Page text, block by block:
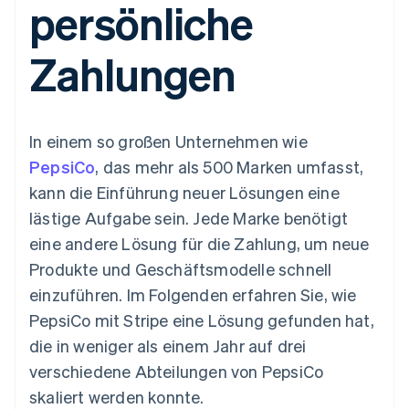
Zugriff auf mehr als
125
Zahlungen vor Ort
Authorization
Autorisierungsraten
Beschleunigter
Bezahlvorgang
Connections
Verbundene
Datensynchronisierung
Mehr
Product roadmap
Ausblick
Radar
Geldmanagement
Plattformen
SaaS
KI-Unternehmen
Creator Economy
Gaming
Bewirtung, Reisen und
Freizeit
Versicherungen
Medien und
Unterhaltung
Gemeinnützige
Organisationen
Fachdienstleistungen
Öffentlicher Sektor
Einzelhandel
Marktplatz auf
Grundlagen der
Abonnementverwaltung
So setzen Sie
nutzungsbasierte
Karten ausgeben: So
geht´s
Bereitstellung und
Verwaltung von
Diensten mit Agenten
App-Integrationen
Code-Beispiele
Entwickler-Blog
API-Status
Produkt-Roadmap
Stripe Sessions
Newsroom
Stripe Press
Kontakt
Sales-Team
kontaktieren
Partner werden
persönliche
Zahlungen
In einem so großen Unternehmen wie
PepsiCo, das mehr als 500 Marken umfasst,
kann die Einführung neuer Lösungen eine
lästige Aufgabe sein. Jede Marke benötigt
eine andere Lösung für die Zahlung, um neue
Produkte und Geschäftsmodelle schnell
einzuführen. Im Folgenden erfahren Sie, wie
PepsiCo mit Stripe eine Lösung gefunden hat,
die in weniger als einem Jahr auf drei
verschiedene Abteilungen von PepsiCo
skaliert werden konnte.